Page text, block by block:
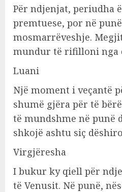
Për ndjenjat, periudha
premtuese, por në
mosmarrëveshje.
mundur të rifilloni nga
Luani
Një moment i veçantë
shumë gjëra për të
të mundshme në punë
shkojë ashtu siç
Virgjëresha
I bukur ky qiell për
të Venusit. Në punë,